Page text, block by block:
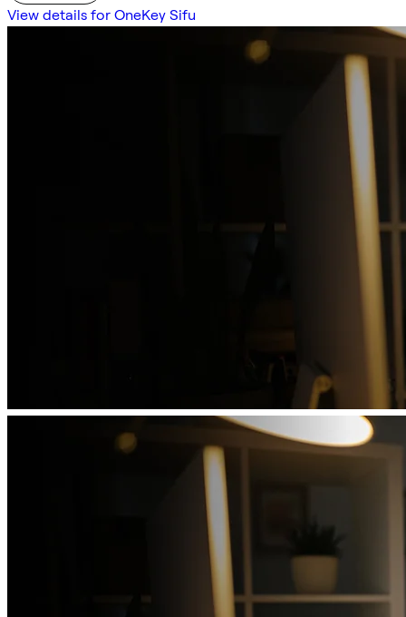
View details for OneKey Sifu